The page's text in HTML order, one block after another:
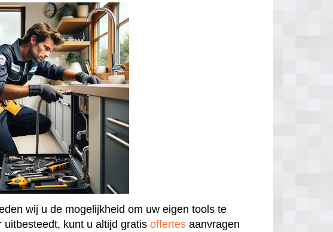
wij u de mogelijkheid om uw eigen tools te
uitbesteedt, kunt u altijd gratisoffertes aanvragen